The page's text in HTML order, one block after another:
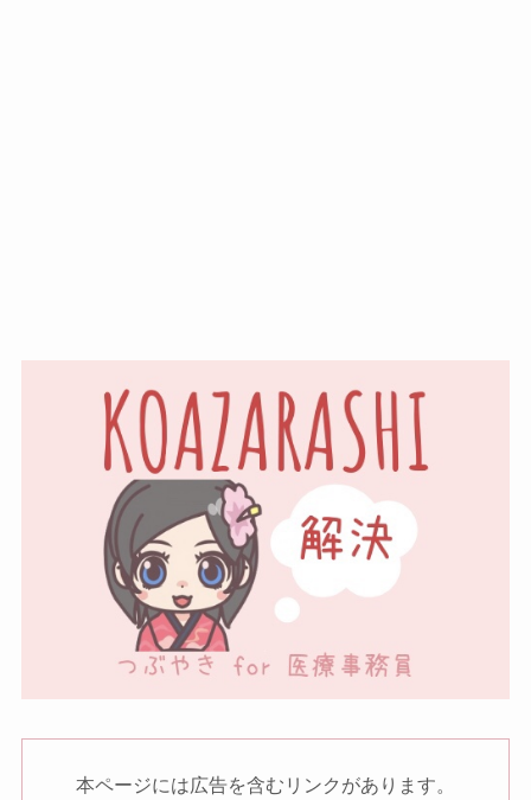
本ページには広告を含むリンクがあります。